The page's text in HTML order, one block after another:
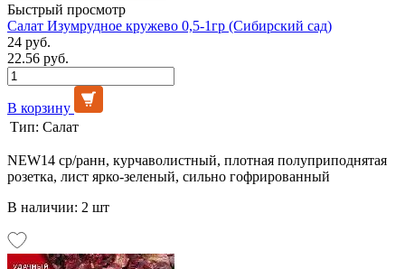
Быстрый просмотр
Салат Изумрудное кружево 0,5-1гр (Сибирский сад)
24 руб.
22.56 руб.
В корзину
Тип: Салат
NEW14 ср/ранн, курчаволистный, плотная полуприподнятая
розетка, лист ярко-зеленый, сильно гофрированный
В наличии: 2 шт